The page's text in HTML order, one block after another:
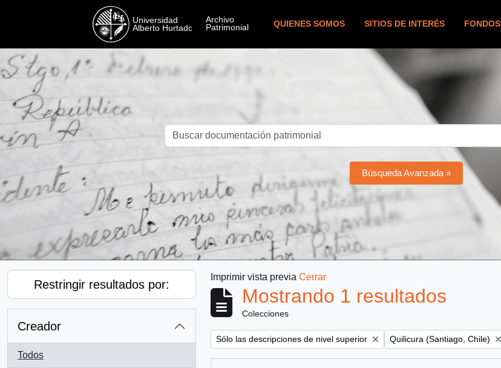
QUIENES SOMOS SITIOS DE INTERÉS FONDOS
Búsqueda Avanzada »
Restringir resultados por:
Creador
Todos
Imprimir vista previa Cerrar
Mostrando 1 resultados
Colecciones
Remove filter:
Sólo las descripciones de nivel superior Remove filter:
Quilicura (Santiago, Chile)